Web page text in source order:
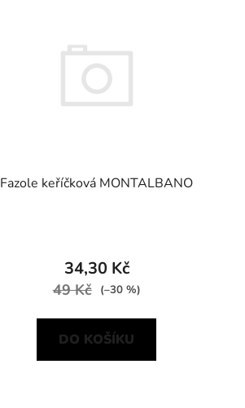
Fazole keříčková MONTALBANO
34,30 Kč
49 Kč (–30 %)
DO KOŠÍKU